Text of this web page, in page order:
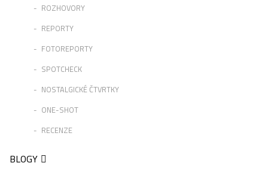
ROZHOVORY
REPORTY
FOTOREPORTY
SPOTCHECK
NOSTALGICKÉ ČTVRTKY
ONE-SHOT
RECENZE
BLOGY